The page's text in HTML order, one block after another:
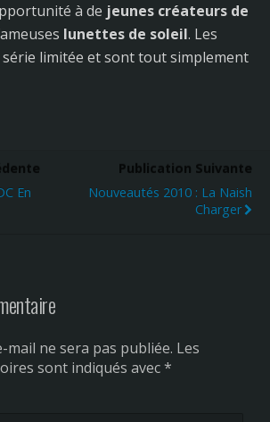
à de jeunes créateurs de
lunettes de soleil. Les
limitée et sont tout simplement
En
Publication Suivante
Nouveautés 2010 : La Naish
Charger
mail ne sera pas publiée. Les
sont indiqués avec*